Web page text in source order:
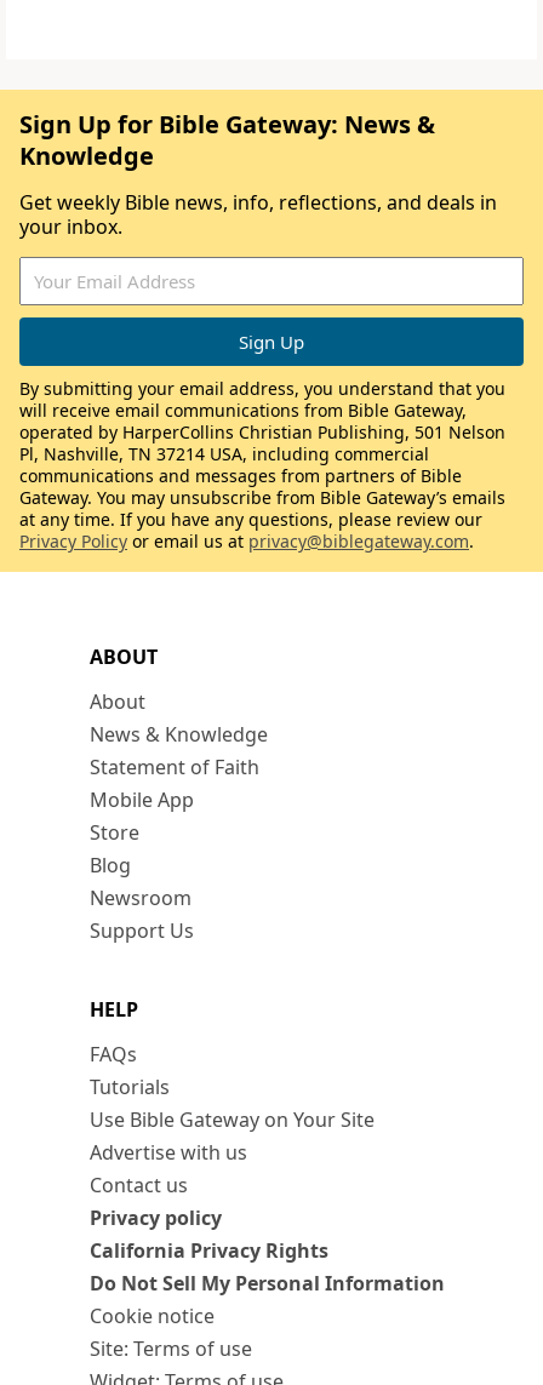
ABOUT
About
News & Knowledge
Statement of Faith
Mobile App
Store
Blog
Newsroom
Support Us
HELP
FAQs
Tutorials
Use Bible Gateway on Your Site
Advertise with us
Contact us
Privacy policy
California Privacy Rights
Do Not Sell My Personal Information
Cookie notice
Site: Terms of use
Sign Up for Bible Gateway: News &
Knowledge
Get weekly Bible news, info, reflections, and deals in
your inbox.
By submitting your email address, you understand that you
will receive email communications from Bible Gateway,
operated by HarperCollins Christian Publishing, 501 Nelson
Pl, Nashville, TN 37214 USA, including commercial
communications and messages from partners of Bible
Gateway. You may unsubscribe from Bible Gateway’s emails
at any time. If you have any questions, please review our
Privacy Policy or email us at privacy@biblegateway.com.